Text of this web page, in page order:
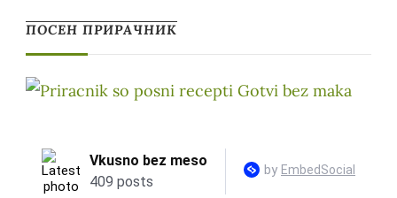
ПОСЕН ПРИРАЧНИК